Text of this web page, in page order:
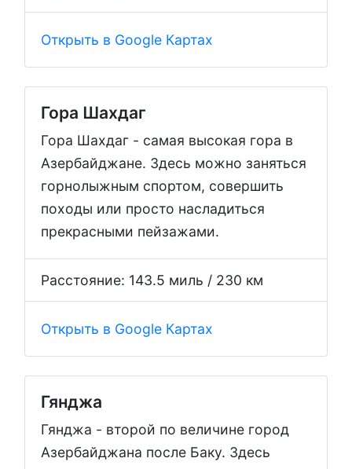
Открыть в Google Картах
Гора Шахдаг
Гора Шахдаг - самая высокая гора в
Азербайджане. Здесь можно заняться
горнолыжным спортом, совершить
походы или просто насладиться
прекрасными пейзажами.
Расстояние: 143.5 миль / 230 км
Открыть в Google Картах
Гянджа
Гянджа - второй по величине город
Азербайджана после Баку. Здесь